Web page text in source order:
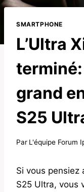
SMARTPHONE
L’Ultra
grand
S25
Par L'équipe Forum
Si vous pensiez
S25 Ultra, vous